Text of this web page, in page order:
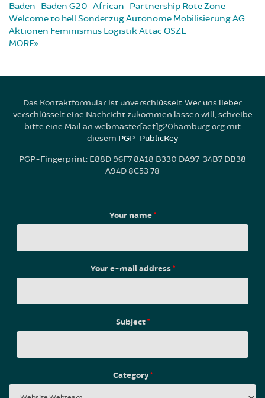
Baden-Baden G20-African-Partnership Rote Zone
Welcome to hellSonderzugAutonome MobilisierungAG
Aktionen Feminismus Logistik Attac OSZE
MORE
Das Kontaktformular ist unverschlüsselt. Wer uns lieber
verschlüsselt eine Nachricht zukommen lassen will, schreibe
bitte eine Mail an webmaster[aet]g20hamburg.org mit
diesem PGP-PublicKey
PGP-Fingerprint: E88D 96F7 8A18 B330 DA97 34B7 DB38
A94D 8C53 78
Your name*
Your e-mail address*
Subject*
Category*